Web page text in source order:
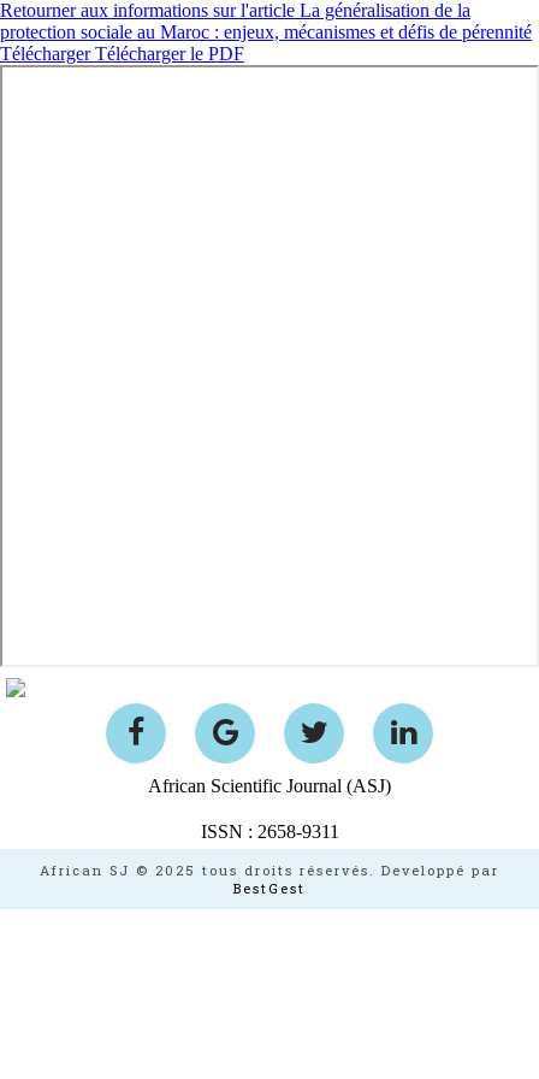
Retourner aux informations sur l'article La généralisation de la
protection sociale au Maroc : enjeux, mécanismes et défis de pérennité
TéléchargerTélécharger le PDF
African Scientific Journal (ASJ)
ISSN : 2658-9311
African SJ © 2025 tous droits réservés. Developpé par
BestGest